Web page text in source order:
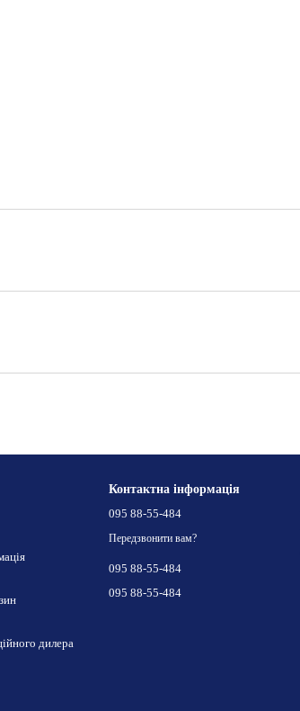
дилера
Контактна інформація
095 88-55-484
Передзвонити вам?
095 88-55-484
095 88-55-484